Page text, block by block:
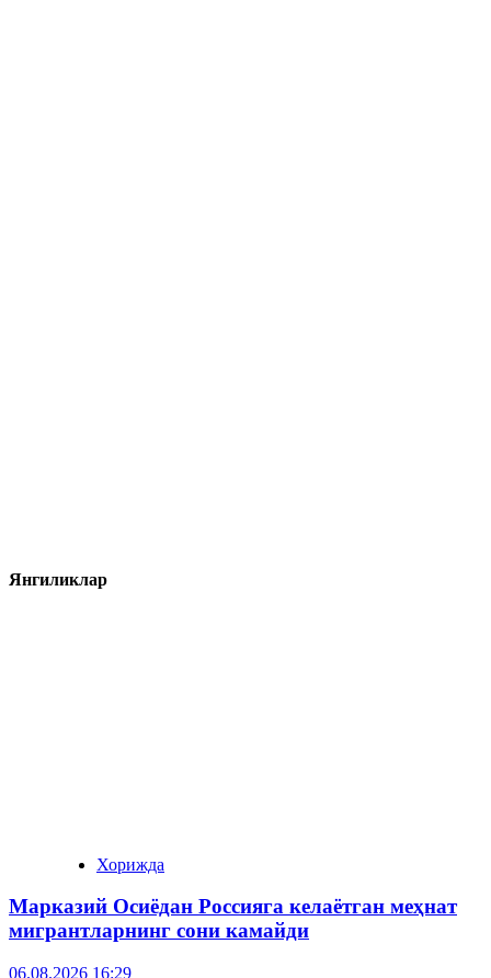
Янгиликлар
Хорижда
Марказий Осиёдан Россияга келаётган меҳнат
мигрантларнинг сони камайди
06.08.2026 16:29